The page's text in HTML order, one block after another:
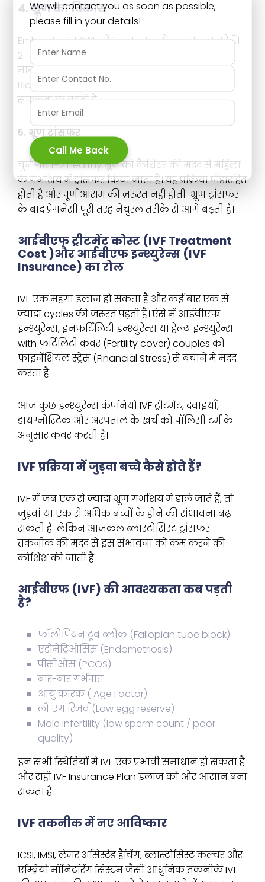
4. भ्रूण का विकास
Embryologist भ्रूण को incubator में monitor करते हैं।
2–3 दिन में भ्रूण 6–8 सेल स्टेज में पहुंच जाता है। कई
मामलों में भ्रूण को 5–6 दिन तक लैब में विकसित कर
Blastocyst Stage तक लाया जाता है, जिससे IVF की
सफलता दर बढ़ती है।
5. भ्रूण ट्रांसफर
चुने गए 1–2 healthy भ्रूण को कैथिटर की मदद से महिला
के गर्भाशय में ट्रांसफर किया जाता है। यह प्रक्रिया पीड़ारहित
होती है और पूर्ण आराम की ज़रूरत नहीं होती। भ्रूण ट्रांसफर
के बाद प्रेगनेंसी पूरी तरह नेचुरल तरीके से आगे बढ़ती है।
आईवीएफ ट्रीटमेंट कोस्ट (IVF Treatment
Cost )और आईवीएफ इन्श्युरेन्स (IVF
Insurance) का रोल
IVF एक महंगा इलाज हो सकता है और कई बार एक से
ज्यादा cycles की जरूरत पड़ती है। ऐसे में आईवीएफ
इन्श्युरेन्स, इनफर्टिलिटी इन्श्युरेन्स या हेल्थ इन्श्युरेन्स
with फर्टिलिटी कवर (Fertility cover) couples को
फाइनेंशियल स्ट्रेस (Financial Stress) से बचाने में मदद
करता है।
आज कुछ इन्श्युरेन्स कंपनियों IVF ट्रीटमेंट, दवाइयाँ,
डायग्नोस्टिक और अस्पताल के खर्च को पॉलिसी टर्म के
अनुसार कवर करती हैं।
IVF प्रक्रिया में जुड़वा बच्चे कैसे होते हैं?
IVF में जब एक से ज्यादा भ्रूण गर्भाशय में डाले जाते हैं, तो
जुड़वां या एक से अधिक बच्चों के होने की संभावना बढ़
सकती है। लेकिन आजकल ब्लास्टोसिस्ट ट्रांसफर
तकनीक की मदद से इस संभावना को कम करने की
कोशिश की जाती है।
आईवीएफ (IVF) की आवश्यकता कब पड़ती
है?
फॉलोपियन टूब ब्लोक (Fallopian tube block)
एंडोमेट्रिओसिस (Endometriosis)
पीसीओस (PCOS)
बार-बार गर्भपात
आयु कारक ( Age Factor)
लौ एग रिज़र्व (Low egg reserve)
Male infertility (low sperm count / poor
quality)
इन सभी स्थितियों में IVF एक प्रभावी समाधान हो सकता है
और सही IVF Insurance Plan इलाज को और आसान बना
सकता है।
IVF तकनीक में नए आविष्कार
ICSI, IMSI, लेज़र असिस्टेड हैचिंग, ब्लास्टोसिस्ट कल्चर और
एम्ब्रियो मॉनिटरिंग सिस्टम जैसी आधुनिक तकनीकें IVF
We will contact you as soon as possible,
please fill in your details!
Call Me Back